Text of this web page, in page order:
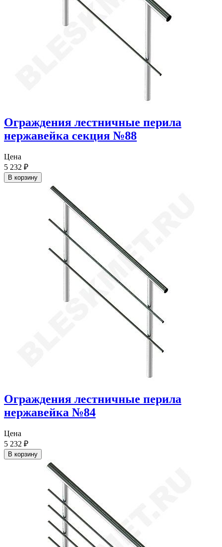
Ограждения лестничные перила
нержавейка секция №88
Цена
5 232 ₽
В корзину
Ограждения лестничные перила
нержавейка №84
Цена
5 232 ₽
В корзину